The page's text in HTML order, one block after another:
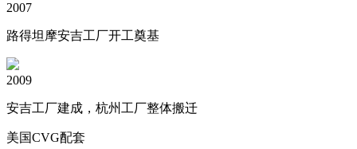
2007
路得坦摩安吉工厂开工奠基
2009
安吉工厂建成，杭州工厂整体搬迁
美国CVG配套